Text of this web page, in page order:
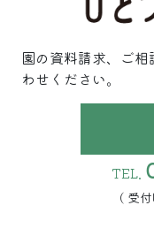
園の資料請求、ご
わせください。
TEL.
( 受